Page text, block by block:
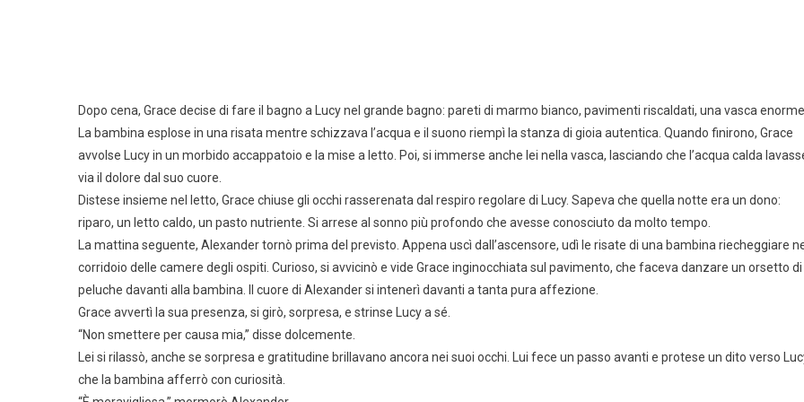
Dopo cena, Grace decise di fare il bagno a Lucy nel grande bagno: pareti di marmo bianco, pavimenti riscaldati, una vasca enorme.
La bambina esplose in una risata mentre schizzava l’acqua e il suono riempì la stanza di gioia autentica. Quando finirono, Grace
avvolse Lucy in un morbido accappatoio e la mise a letto. Poi, si immerse anche lei nella vasca, lasciando che l’acqua calda
via il dolore dal suo cuore.
Distese insieme nel letto, Grace chiuse gli occhi rasserenata dal respiro regolare di Lucy. Sapeva che quella notte era un dono:
riparo, un letto caldo, un pasto nutriente. Si arrese al sonno più profondo che avesse conosciuto da molto tempo.
La mattina seguente, Alexander tornò prima del previsto. Appena uscì dall’ascensore, udì le risate di una bambina riecheggiare
corridoio delle camere degli ospiti. Curioso, si avvicinò e vide Grace inginocchiata sul pavimento, che faceva danzare un orsetto di
peluche davanti alla bambina. Il cuore di Alexander si intenerì davanti a tanta pura affezione.
Grace avvertì la sua presenza, si girò, sorpresa, e strinse Lucy a sé.
“Non smettere per causa mia,” disse dolcemente.
Lei si rilassò, anche se sorpresa e gratitudine brillavano ancora nei suoi occhi. Lui fece un passo avanti e protese un dito verso
che la bambina afferrò con curiosità.